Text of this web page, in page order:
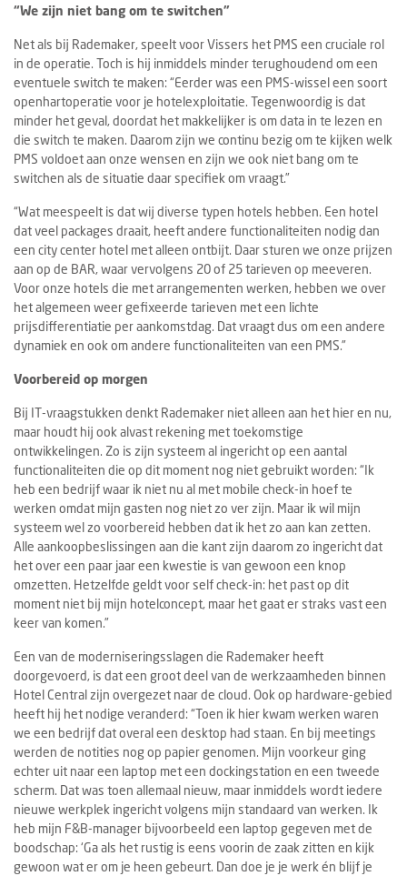
“We zijn niet bang om te switchen”
Net als bij Rademaker, speelt voor Vissers het PMS een cruciale rol
in de operatie. Toch is hij inmiddels minder terughoudend om een
eventuele switch te maken: “Eerder was een PMS-wissel een soort
openhartoperatie voor je hotelexploitatie. Tegenwoordig is dat
minder het geval, doordat het makkelijker is om data in te lezen en
die switch te maken. Daarom zijn we continu bezig om te kijken welk
PMS voldoet aan onze wensen en zijn we ook niet bang om te
switchen als de situatie daar specifiek om vraagt.”
“Wat meespeelt is dat wij diverse typen hotels hebben. Een hotel
dat veel packages draait, heeft andere functionaliteiten nodig dan
een city center hotel met alleen ontbijt. Daar sturen we onze prijzen
aan op de BAR, waar vervolgens 20 of 25 tarieven op meeveren.
Voor onze hotels die met arrangementen werken, hebben we over
het algemeen weer gefixeerde tarieven met een lichte
prijsdifferentiatie per aankomstdag. Dat vraagt dus om een andere
dynamiek en ook om andere functionaliteiten van een PMS.”
Voorbereid op morgen
Bij IT-vraagstukken denkt Rademaker niet alleen aan het hier en nu,
maar houdt hij ook alvast rekening met toekomstige
ontwikkelingen. Zo is zijn systeem al ingericht op een aantal
functionaliteiten die op dit moment nog niet gebruikt worden: “Ik
heb een bedrijf waar ik niet nu al met mobile check-in hoef te
werken omdat mijn gasten nog niet zo ver zijn. Maar ik wil mijn
systeem wel zo voorbereid hebben dat ik het zo aan kan zetten.
Alle aankoopbeslissingen aan die kant zijn daarom zo ingericht dat
het over een paar jaar een kwestie is van gewoon een knop
omzetten. Hetzelfde geldt voor self check-in: het past op dit
moment niet bij mijn hotelconcept, maar het gaat er straks vast een
keer van komen.”
Een van de moderniseringsslagen die Rademaker heeft
doorgevoerd, is dat een groot deel van de werkzaamheden binnen
Hotel Central zijn overgezet naar de cloud. Ook op hardware-gebied
heeft hij het nodige veranderd: “Toen ik hier kwam werken waren
we een bedrijf dat overal een desktop had staan. En bij meetings
werden de notities nog op papier genomen. Mijn voorkeur ging
echter uit naar een laptop met een dockingstation en een tweede
scherm. Dat was toen allemaal nieuw, maar inmiddels wordt iedere
nieuwe werkplek ingericht volgens mijn standaard van werken. Ik
heb mijn F&B-manager bijvoorbeeld een laptop gegeven met de
boodschap: ‘Ga als het rustig is eens voorin de zaak zitten en kijk
gewoon wat er om je heen gebeurt. Dan doe je je werk én blijf je